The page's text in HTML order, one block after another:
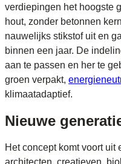
verdiepingen het hoogste
hout, zonder betonnen
nauwelijks stikstof uit en
binnen een jaar. De
aan te passen en her te
groen verpakt,
klimaatadaptief.
Nieuwe
Het concept komt voort uit
architecten, creatieven,